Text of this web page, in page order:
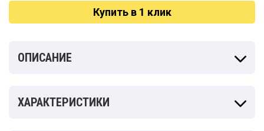
Купить в 1 клик
ОПИСАНИЕ
ХАРАКТЕРИСТИКИ